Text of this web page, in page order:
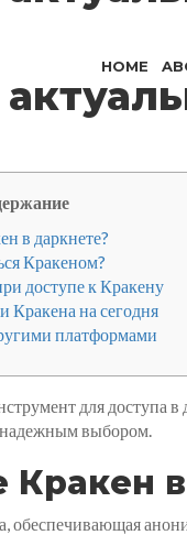
HOME
в даркнете?
Кракеном?
доступе к Кракену
Кракена на сегодня
платформами
для доступа в
выбором.
Кракен
обеспечивающая